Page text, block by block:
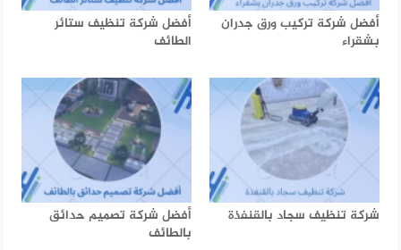
أفضل شركة تركيب ورق جدران
بشقراء
أفضل شركة تنظيف ستائر
الطائف
شركة تنظيف سجاد بالقنفذة
أفضل شركة تصميم حدائق
بالطائف